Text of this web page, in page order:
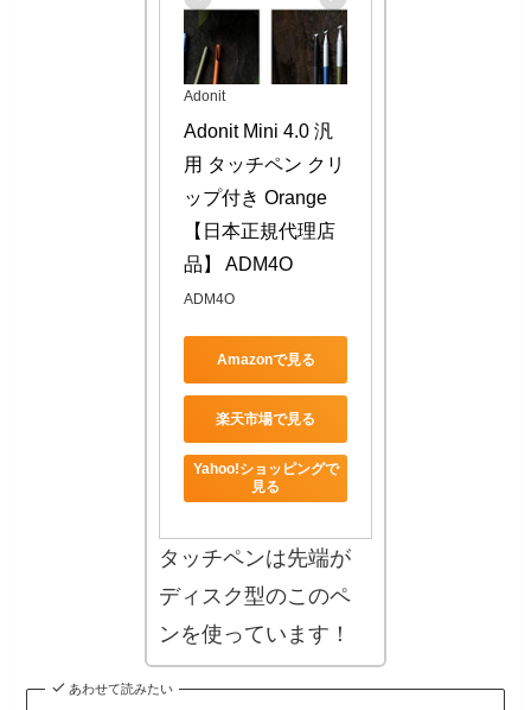
Adonit
Adonit Mini 4.0 汎
用 タッチペン クリ
ップ付き Orange
【日本正規代理店
品】 ADM4O
ADM4O
Amazonで見る
楽天市場で見る
Yahoo!ショッピングで
見る
タッチペンは先端が
ディスク型のこのペ
ンを使っています！
あわせて読みたい